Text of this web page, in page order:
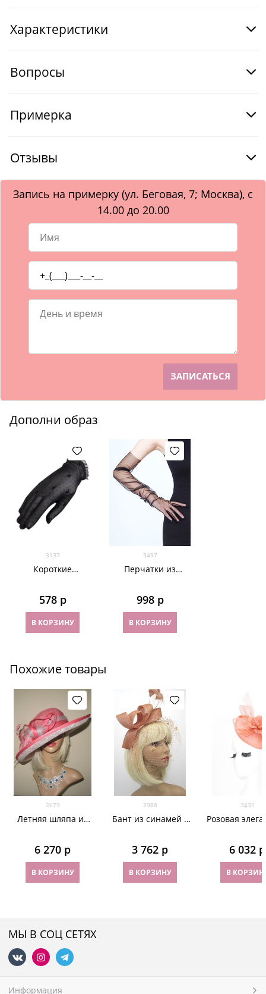
Характеристики
Вопросы
Примерка
Отзывы
Запись на примерку (ул. Беговая, 7; Москва), с
14.00 до 20.00
Дополни образ
3137
Короткие
плейбойчиками. 6
цветов
578 р
В КОРЗИНУ
3497
Перчатки из
998 р
В КОРЗИНУ
Похожие товары
2679
Летняя шляпа из
6 270 р
В КОРЗИНУ
2988
Бант из синамей с
3 762 р
В КОРЗИНУ
3431
Розовая
6 032 р
В
МЫ В СОЦ СЕТЯХ
Информация